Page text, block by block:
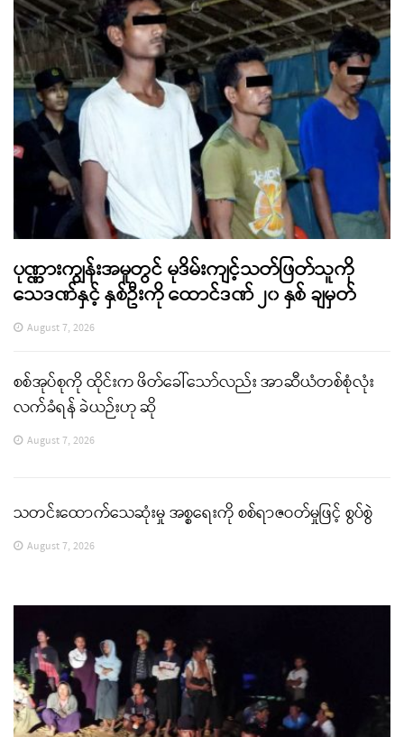
ပုဏ္ဏားကျွန်းအမှုတွင် မုဒိမ်းကျင့်သတ်ဖြတ်သူကို
သေဒဏ်နှင့် နှစ်ဦးကို ထောင်ဒဏ် ၂၀ နှစ် ချမှတ်
August 7, 2026
စစ်အုပ်စုကို ထိုင်းက ဖိတ်ခေါ်သော်လည်း အာဆီယံတစ်စုံလုံး
လက်ခံရန် ခဲယဉ်းဟု ဆို
August 7, 2026
သတင်းထောက်သေဆုံးမှု အစ္စရေးကို စစ်ရာဇဝတ်မှုဖြင့် စွပ်စွဲ
August 7, 2026